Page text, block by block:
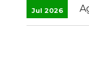
Jul 2026